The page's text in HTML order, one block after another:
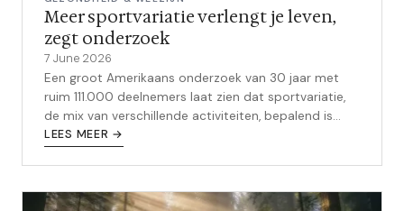
Meer sportvariatie verlengt je leven,
zegt onderzoek
7 June 2026
Een groot Amerikaans onderzoek van 30 jaar met
ruim 111.000 deelnemers laat zien dat sportvariatie,
de mix van verschillende activiteiten, bepalend is
voor je levensverwachting.
LEES MEER →